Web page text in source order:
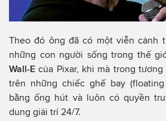
Theo đó ông đã có một viễn cảnh
những con người sống trong thế
Wall-E của Pixar, khi mà trong
trên những chiếc ghế bay
bằng ống hút và luôn có quyền
dung giải trí 24/7.